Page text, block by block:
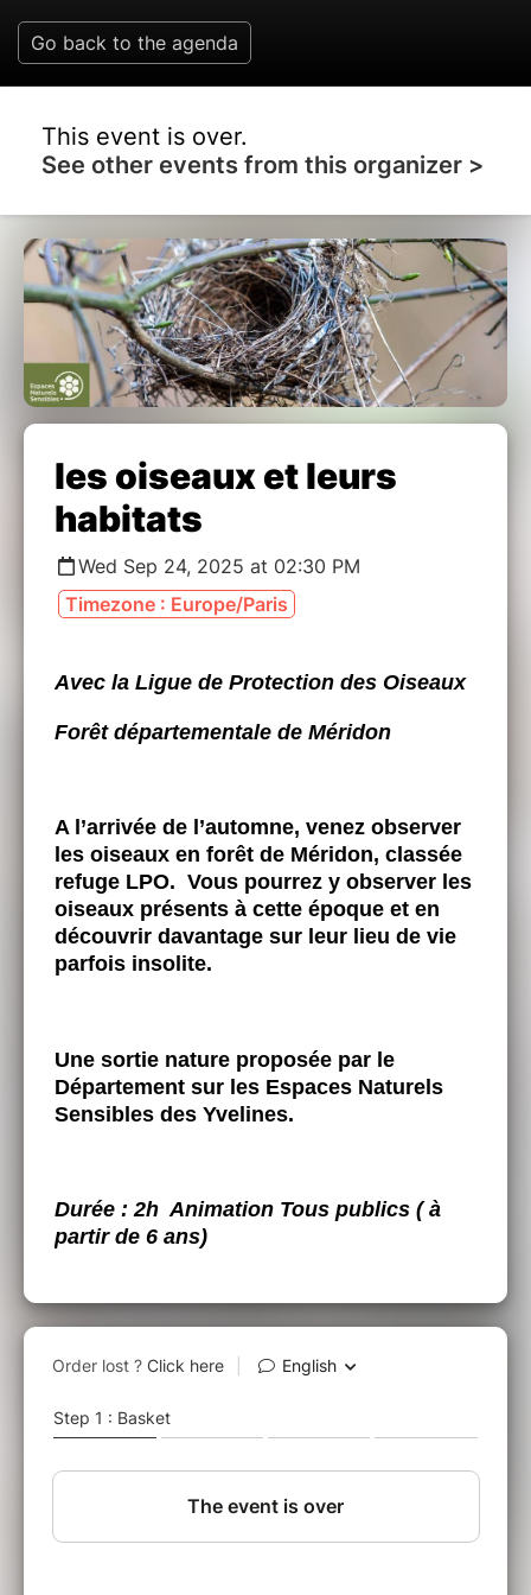
Go back to the agenda
This event is over.
See other events from this organizer >
les oiseaux et leurs
habitats
Wed Sep 24, 2025 at 02:30 PM
Timezone : Europe/Paris
Avec la Ligue de Protection des Oiseaux
Forêt départementale de Méridon
A l’arrivée de l’automne, venez observer
les oiseaux en forêt de Méridon, classée
refuge LPO. Vous pourrez y observer les
oiseaux présents à cette époque et en
découvrir davantage sur leur lieu de vie
parfois insolite.
Une sortie nature proposée par le
Département sur les Espaces Naturels
Sensibles des Yvelines.
Durée : 2h Animation Tous publics ( à
partir de 6 ans)